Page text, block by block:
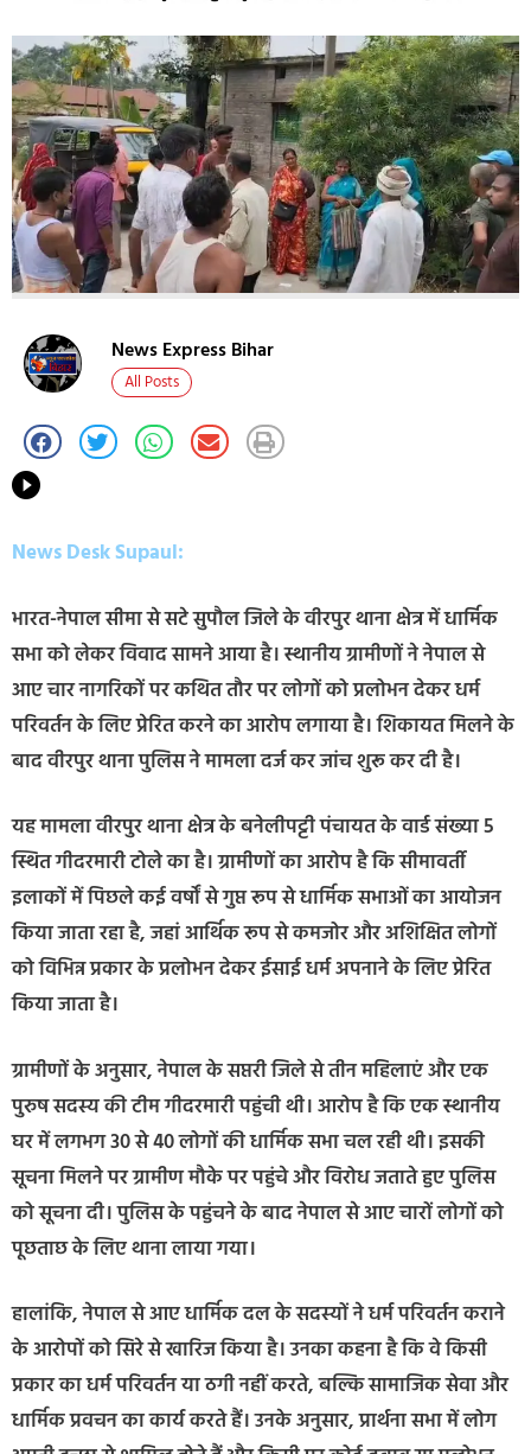
News Express Bihar
All Posts
News Desk Supaul:
भारत-नेपाल सीमा से सटे सुपौल जिले के वीरपुर थाना क्षेत्र में धार्मिक
सभा को लेकर विवाद सामने आया है। स्थानीय ग्रामीणों ने नेपाल से
आए चार नागरिकों पर कथित तौर पर लोगों को प्रलोभन देकर धर्म
परिवर्तन के लिए प्रेरित करने का आरोप लगाया है। शिकायत मिलने के
बाद वीरपुर थाना पुलिस ने मामला दर्ज कर जांच शुरू कर दी है।
यह मामला वीरपुर थाना क्षेत्र के बनेलीपट्टी पंचायत के वार्ड संख्या 5
स्थित गीदरमारी टोले का है। ग्रामीणों का आरोप है कि सीमावर्ती
इलाकों में पिछले कई वर्षों से गुप्त रूप से धार्मिक सभाओं का आयोजन
किया जाता रहा है, जहां आर्थिक रूप से कमजोर और अशिक्षित लोगों
को विभिन्न प्रकार के प्रलोभन देकर ईसाई धर्म अपनाने के लिए प्रेरित
किया जाता है।
ग्रामीणों के अनुसार, नेपाल के सप्तरी जिले से तीन महिलाएं और एक
पुरुष सदस्य की टीम गीदरमारी पहुंची थी। आरोप है कि एक स्थानीय
घर में लगभग 30 से 40 लोगों की धार्मिक सभा चल रही थी। इसकी
सूचना मिलने पर ग्रामीण मौके पर पहुंचे और विरोध जताते हुए पुलिस
को सूचना दी। पुलिस के पहुंचने के बाद नेपाल से आए चारों लोगों को
पूछताछ के लिए थाना लाया गया।
हालांकि, नेपाल से आए धार्मिक दल के सदस्यों ने धर्म परिवर्तन कराने
के आरोपों को सिरे से खारिज किया है। उनका कहना है कि वे किसी
प्रकार का धर्म परिवर्तन या ठगी नहीं करते, बल्कि सामाजिक सेवा और
धार्मिक प्रवचन का कार्य करते हैं। उनके अनुसार, प्रार्थना सभा में लोग